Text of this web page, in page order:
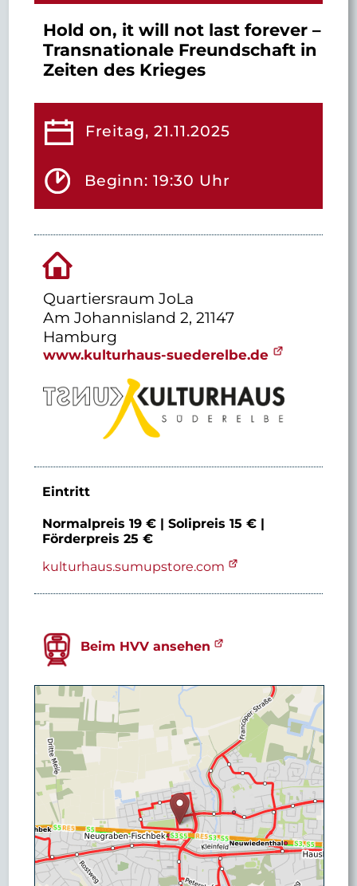
Hold on, it will not last forever –
Transnationale Freundschaft in
Zeiten des Krieges
Freitag, 21.11.2025
Beginn: 19:30 Uhr
Quartiersraum JoLa
Am Johannisland 2, 21147
Hamburg
www.kulturhaus-suederelbe.de
Eintritt
Normalpreis 19 € | Solipreis 15 € |
Förderpreis 25 €
kulturhaus.sumupstore.com
Beim HVV ansehen